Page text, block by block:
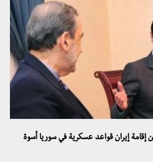
إقامة إيران قواعد عسكرية في سوريا أسوة